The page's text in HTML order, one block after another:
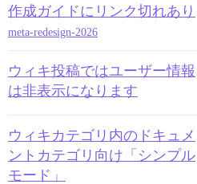
作成ガイドにリンク切れあり
meta-redesign-2026
ウィキ投稿ではユーザー情報
は非表示になります
ウィキカテゴリ内のドキュメ
ントカテゴリ向け「シンプル
モード」